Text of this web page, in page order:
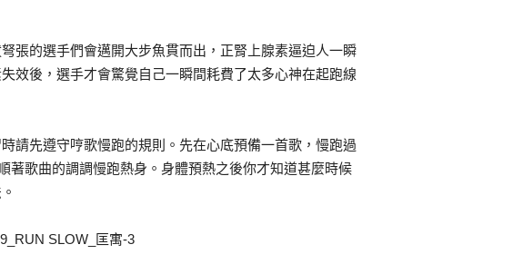
張的選手們會邁開大步魚貫而出，正腎上腺素逼迫人一瞬
效後，選手才會驚覺自己一瞬間耗費了太多心神在起跑線
請先遵守哼歌慢跑的規則。先在心底預備一首歌，慢跑過
著歌曲的調調慢跑熱身。身體預熱之後你才知道甚麼時候